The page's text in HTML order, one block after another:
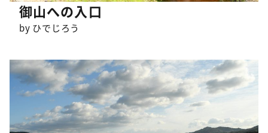
御山への入口
by ひでじろう